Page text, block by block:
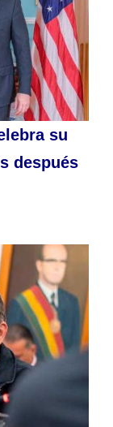
su
después